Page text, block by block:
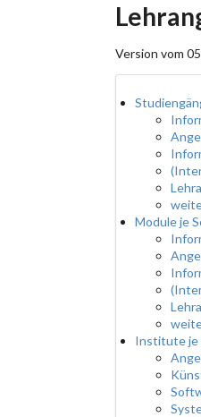
Version vom
Module je
Institute je